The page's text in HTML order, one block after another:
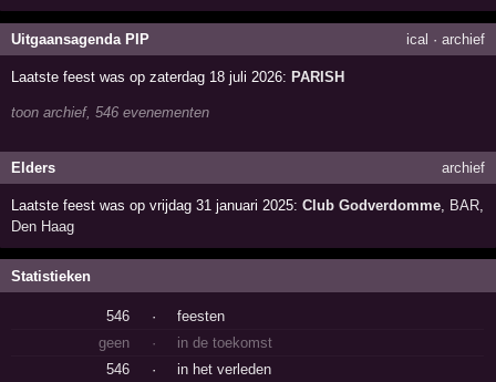
Uitgaansagenda PIP ical · archief
Laatste feest was op zaterdag 18 juli 2026: PARISH
toon archief, 546 evenementen
Elders archief
Laatste feest was op vrijdag 31 januari 2025:Club Godverdomme BAR
Den Haag
Statistieken
546 ·
feesten
geen
·
in de toekomst
546
·
in het verleden